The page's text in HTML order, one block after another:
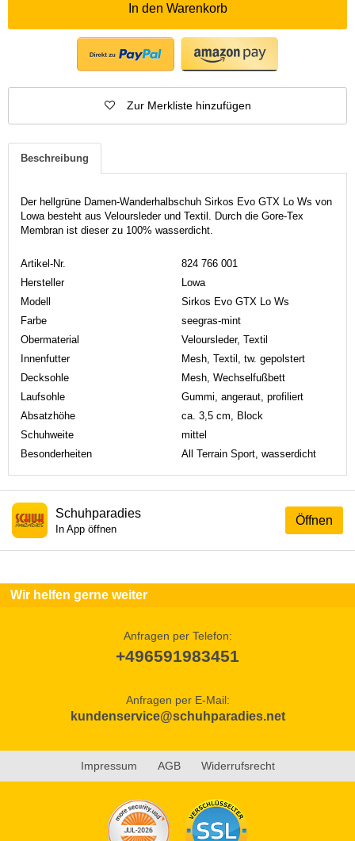
In den Warenkorb
Zur Merkliste hinzufügen
Beschreibung
Der hellgrüne Damen-Wanderhalbschuh Sirkos Evo GTX Lo Ws von
Lowa besteht aus Veloursleder und Textil. Durch die Gore-Tex
Membran ist dieser zu 100% wasserdicht.
Artikel-Nr.
824 766 001
Hersteller
Lowa
Modell
Sirkos Evo GTX Lo Ws
Farbe
seegras-mint
Obermaterial
Veloursleder, Textil
Innenfutter
Mesh, Textil, tw. gepolstert
Decksohle
Mesh, Wechselfußbett
Laufsohle
Gummi, angeraut, profiliert
Absatzhöhe
ca. 3,5 cm, Block
Schuhweite
mittel
Besonderheiten
All Terrain Sport, wasserdicht
Öffnen
Schuhparadies
In App öffnen
Wir helfen gerne weiter
Anfragen per Telefon:
+496591983451
Anfragen per E-Mail:
kundenservice@schuhparadies.net
Impressum AGB Widerrufsrecht